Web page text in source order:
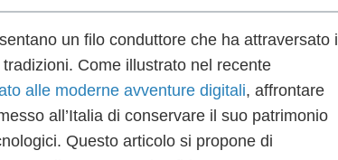
un filo conduttore che ha attraversato i
Come illustrato nel recente
alle moderne avventure digitali, affrontare
all’Italia di conservare il suo patrimonio
Questo articolo si propone di